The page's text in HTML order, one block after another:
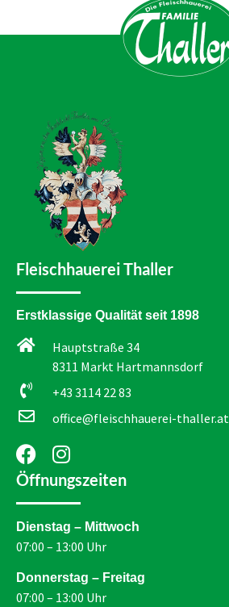
Fleischhauerei Thaller
Erstklassige Qualität seit 1898
Hauptstraße 34
8311 Markt Hartmannsdorf
+43 3114 22 83
office@fleischhauerei-thaller.at
Öffnungszeiten
Dienstag – Mittwoch
07:00 – 13:00 Uhr
Donnerstag – Freitag
07:00 – 13:00 Uhr